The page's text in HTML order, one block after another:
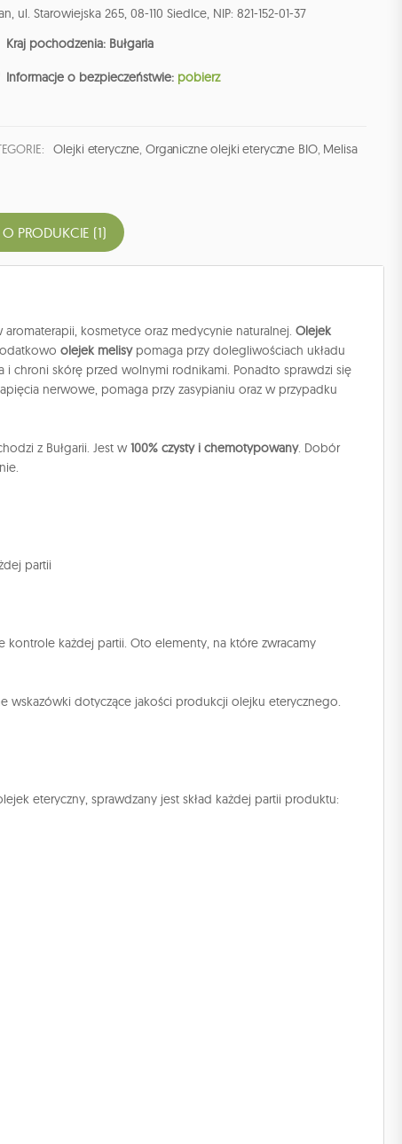
ul. Starowiejska 265, 08-110 Siedlce, NIP: 821-152-01-37
Kraj pochodzenia: Bułgaria
Informacje o bezpieczeństwie: pobierz
Olejki eteryczne, Organiczne olejki eteryczne BIO, Melisa
PRODUKCIE (1)
kosmetyce oraz medycynie naturalnej. Olejek
olejek melisy pomaga przy dolegliwościach układu
i chroni skórę przed wolnymi rodnikami. Ponadto sprawdzi się
nerwowe, pomaga przy zasypianiu oraz w przypadku
z Bułgarii. Jest w100% czysty i chemotypowany. Dobór
partii
kontrole każdej partii. Oto elementy, na które zwracamy
wskazówki dotyczące jakości produkcji olejku eterycznego.
eteryczny, sprawdzany jest skład każdej partii produktu: